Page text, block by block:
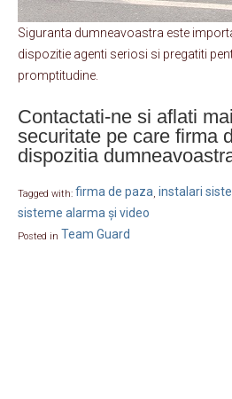
Siguranta dumneavoastra este
dispozitie agenti seriosi si pregatiti
promptitudine.
Contactati-ne si aflati
securitate pe care firma
dispozitia
Tagged with: firma de paza instalari
sisteme alarma și video
Posted in Team Guard